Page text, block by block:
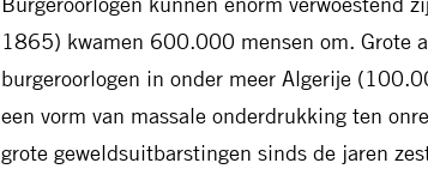
1865) kwamen 600.000 mensen om. Grote
burgeroorlogen in onder meer Algerije
een vorm van massale onderdrukking ten
grote geweldsuitbarstingen sinds de jaren